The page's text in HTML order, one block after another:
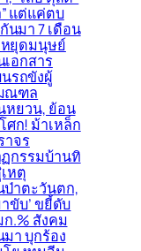
แต่แค่ตบ
มา 7 เดือน
ยุดมนุษย์
อกสาร
รถขังผู้
ณฑล
หยวน, ย้อน
ก! ม้าเหล็ก
าจร
กรรมบ้านทิ
หตุ
ป่าตะวันตก,
ขับ’ ขยี้ดับ
ก.% สังคม
า บุกร้อง